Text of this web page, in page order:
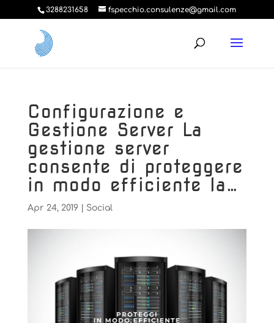
3288231658 fspecchio.consulenze@gmail.com
Configurazione e
Gestione Server La
gestione server
consente di proteggere
in modo efficiente la…
Apr 24, 2019| Social